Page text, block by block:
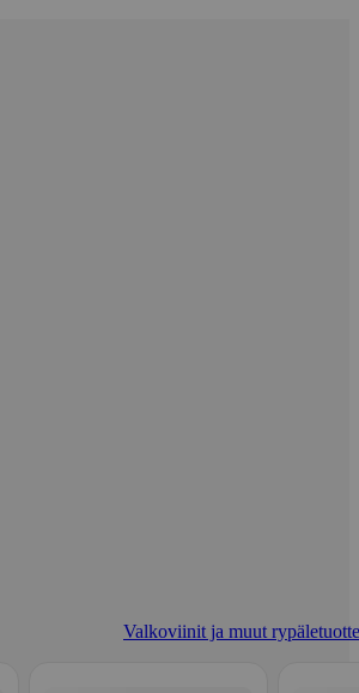
Valkoviinit ja muut